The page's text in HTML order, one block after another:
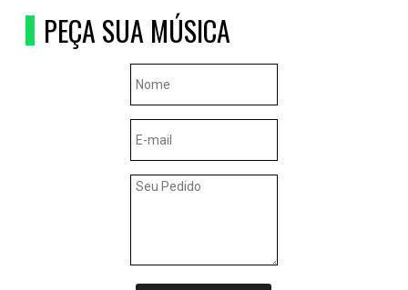
PEÇA SUA MÚSICA